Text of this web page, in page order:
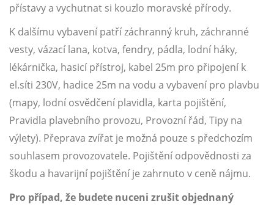
přístavy a vychutnat si kouzlo moravské přírody.
K dalšímu vybavení patří záchranný kruh, záchranné
vesty, vázací lana, kotva, fendry, pádla, lodní háky,
lékárnička, hasicí přístroj, kabel 25m pro připojení k
el.síti 230V, hadice 25m na vodu a vybavení pro plavbu
(mapy, lodní osvědčení plavidla, karta pojištění,
Pravidla plavebního provozu, Provozní řád, Tipy na
výlety). Přeprava zvířat je možná pouze s předchozím
souhlasem provozovatele. Pojištění odpovědnosti za
škodu a havarijní pojištění je zahrnuto v ceně nájmu.
Pro případ, že budete nuceni zrušit objednaný